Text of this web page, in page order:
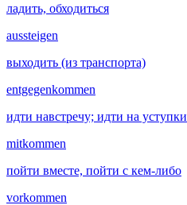
ладить, обходиться
aussteigen
выходить (из транспорта)
entgegenkommen
идти навстречу; идти на уступки
mitkommen
пойти вместе, пойти с кем-либо
vorkommen